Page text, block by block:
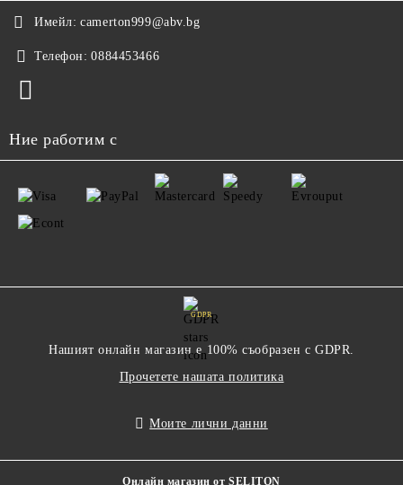
Имейл: camerton999@abv.bg
Телефон: 0884453466
Ние работим с
GDPR
Нашият онлайн магазин е 100% съобразен с GDPR.
Прочетете нашата политика
Моите лични данни
Онлайн магазин от SELITON